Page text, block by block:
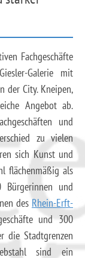
Fachgeschäfte
Galerie mit
der City. Kneipen,
Angebot ab.
und
zu vielen
sich Kunst und
flächenmäßig als
und
des Rhein-Erft-
und 300
die Stadtgrenzen
sind ein